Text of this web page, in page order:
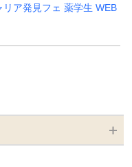
ア発見フェ 薬学生 WEB